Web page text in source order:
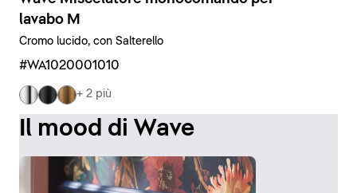
lavabo M
Cromo lucido, con Salterello
#WA1020001010
+ 2 più
Il mood di Wave